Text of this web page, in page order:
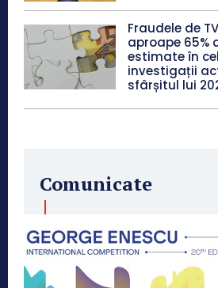
Fraudele de
aproape 65%
estimate în
investigații
sfârșitul lui
Comunicate